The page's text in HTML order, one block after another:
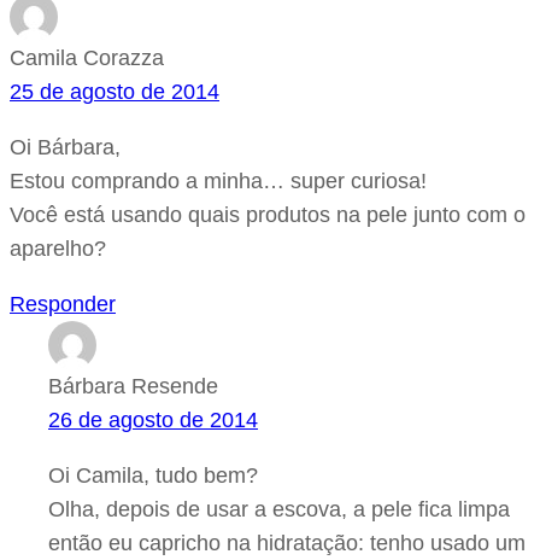
Camila Corazza
25 de agosto de 2014
Oi Bárbara,
Estou comprando a minha… super curiosa!
Você está usando quais produtos na pele junto com o
aparelho?
Responder
Bárbara Resende
26 de agosto de 2014
Oi Camila, tudo bem?
Olha, depois de usar a escova, a pele fica limpa
então eu capricho na hidratação: tenho usado um